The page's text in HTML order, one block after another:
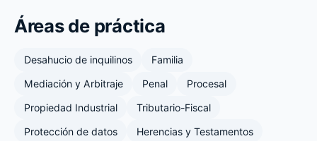
Áreas de práctica
Desahucio de inquilinos
Familia
Mediación y Arbitraje
Penal
Procesal
Propiedad Industrial
Tributario-Fiscal
Protección de datos
Herencias y Testamentos